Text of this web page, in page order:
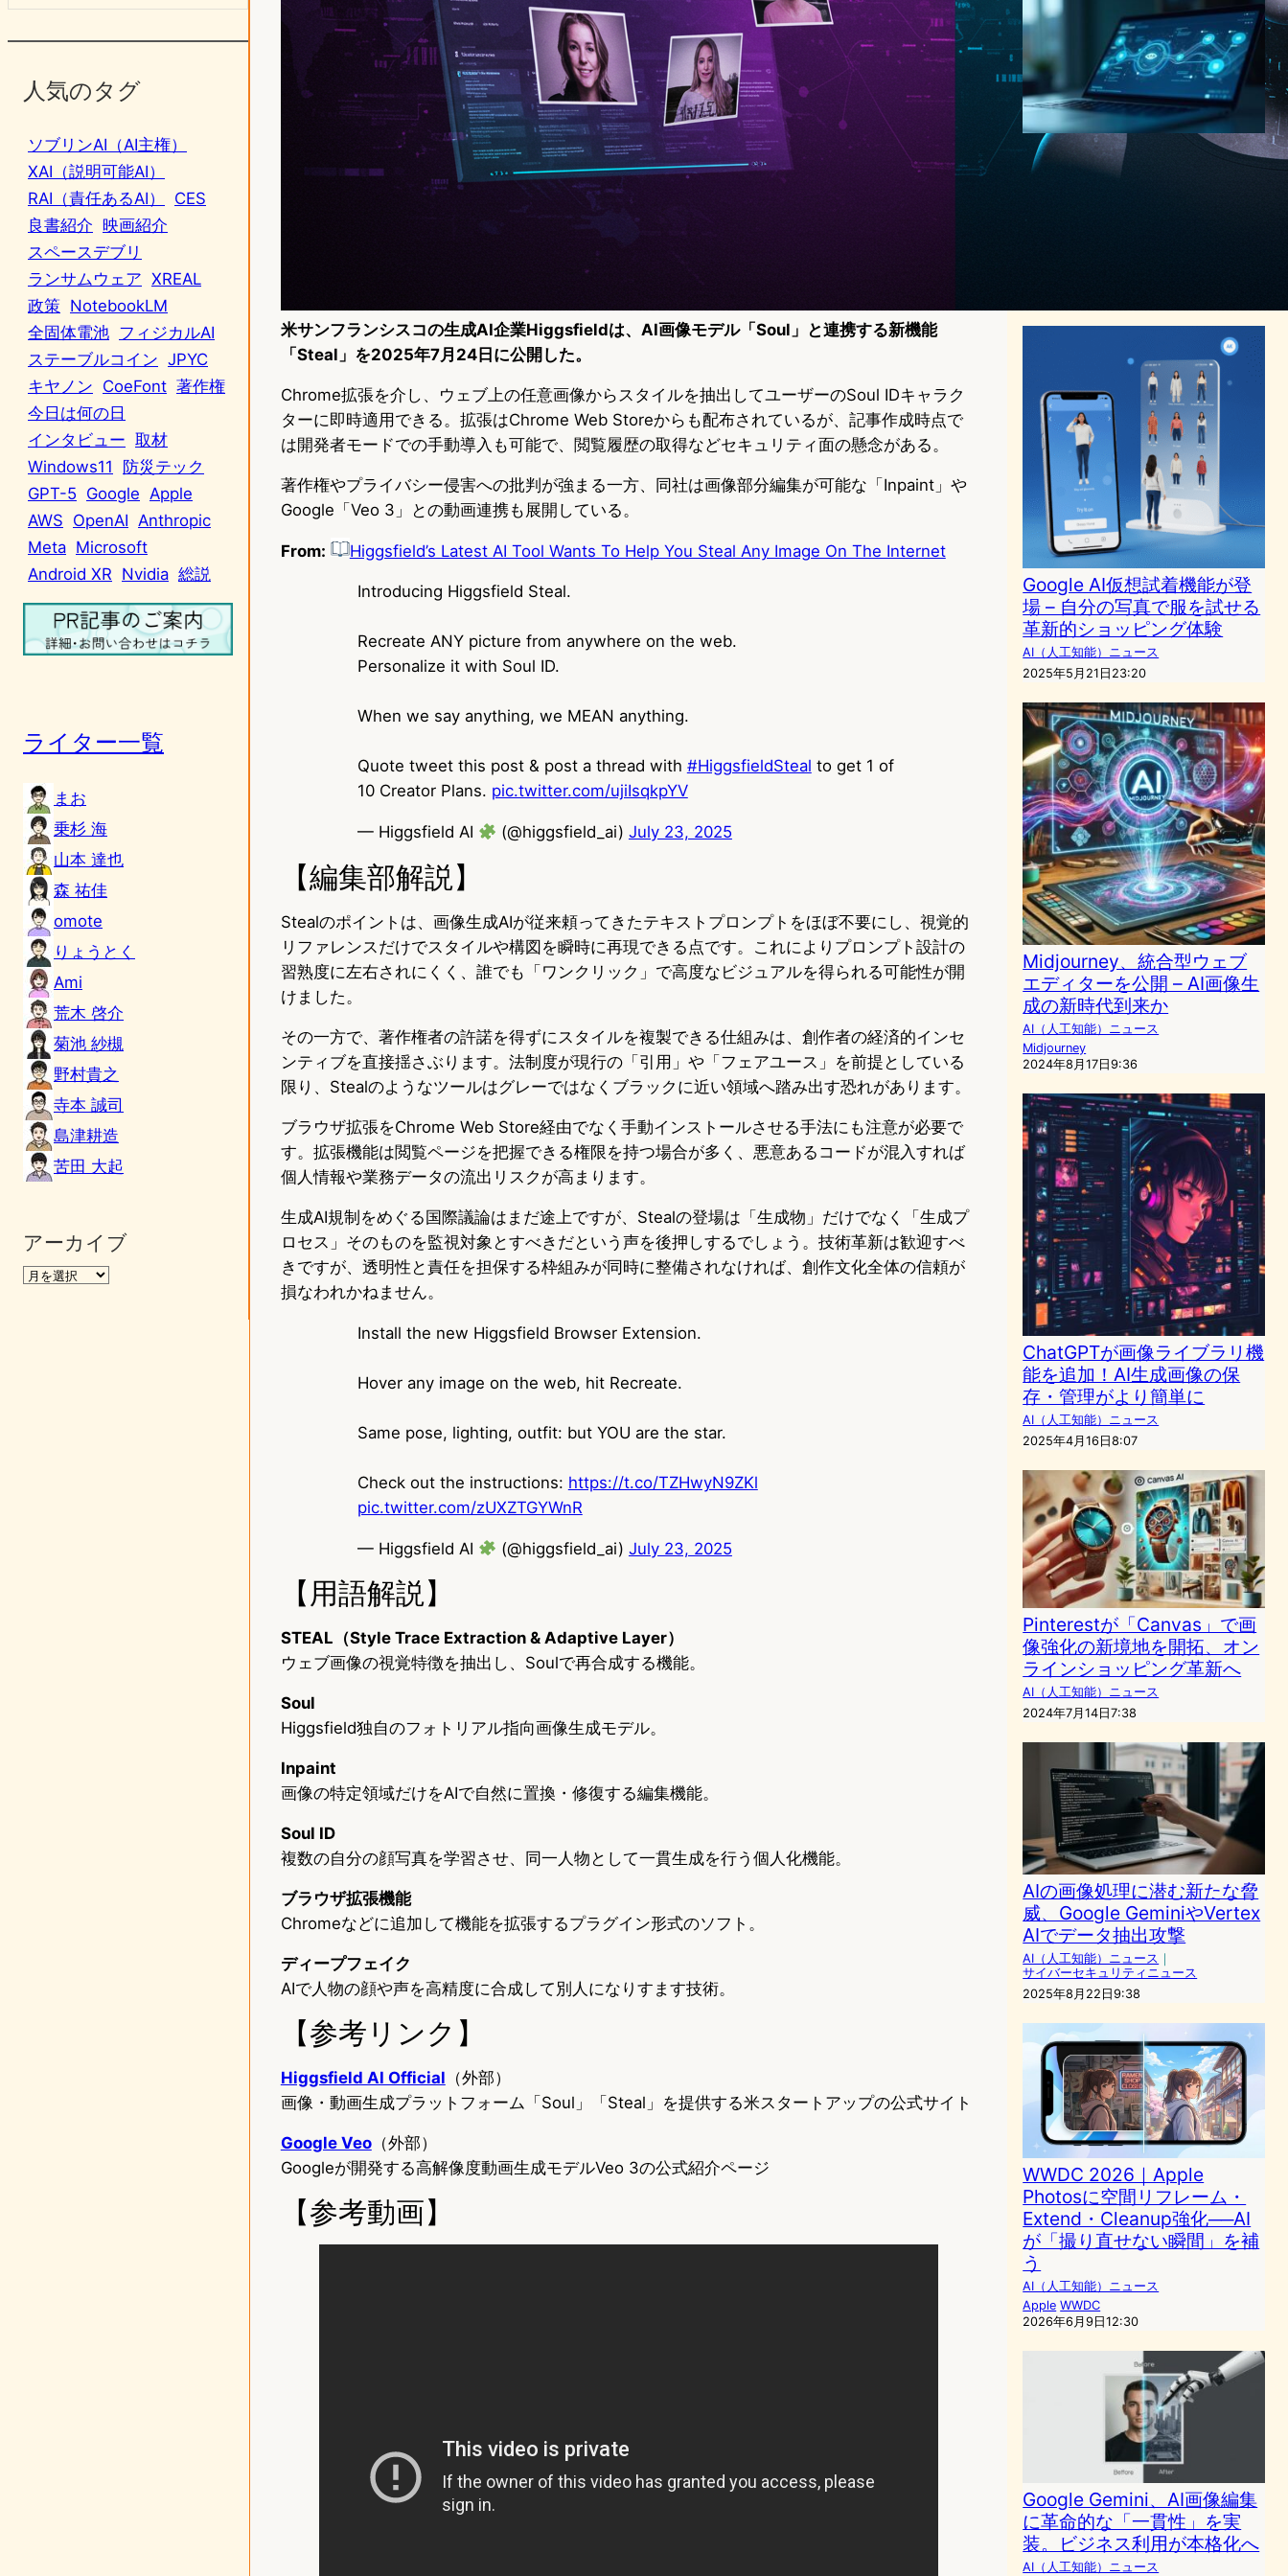
人気のタグ
ソブリンAI（AI主権）
XAI（説明可能AI）
RAI（責任あるAI）
CES
良書紹介 映画紹介
スペースデブリ
ランサムウェア XREAL
政策 NotebookLM
全固体電池 フィジカルAI
ステーブルコイン JPYC
キヤノン CoeFont 著作権
今日は何の日
インタビュー 取材
Windows11
防災テック
GPT-5 Google Apple
AWS OpenAI Anthropic
Meta Microsoft
Android XR Nvidia 総説
ライター一覧
まお
乗杉 海
山本 達也
森 祐佳
omote
りょうとく
Ami
荒木 啓介
菊池 紗槻
野村貴之
寺本 誠司
島津耕造
苦田 大起
アーカイブ
米サンフランシスコの生成AI企業Higgsfieldは、AI画像モデル「Soul」と連携する新機能
「Steal」を2025年7月24日に公開した。
Chrome拡張を介し、ウェブ上の任意画像からスタイルを抽出してユーザーのSoul IDキャラク
ターに即時適用できる。拡張はChrome Web Storeからも配布されているが、記事作成時点で
は開発者モードでの手動導入も可能で、閲覧履歴の取得などセキュリティ面の懸念がある。
著作権やプライバシー侵害への批判が強まる一方、同社は画像部分編集が可能な「Inpaint」や
Google「Veo 3」との動画連携も展開している。
From: Higgsfield’s Latest AI Tool Wants To Help You Steal Any Image On The Internet
Introducing Higgsfield Steal.
Recreate ANY picture from anywhere on the web.
Personalize it with Soul ID.
When we say anything, we MEAN anything.
Quote tweet this post & post a thread with #HiggsfieldSteal to get 1 of
10 Creator Plans. pic.twitter.com/ujiIsqkpYV
— Higgsfield AI (@higgsfield_ai) July 23, 2025
【編集部解説】
Stealのポイントは、画像生成AIが従来頼ってきたテキストプロンプトをほぼ不要にし、視覚的
リファレンスだけでスタイルや構図を瞬時に再現できる点です。これによりプロンプト設計の
習熟度に左右されにくく、誰でも「ワンクリック」で高度なビジュアルを得られる可能性が開
けました。
その一方で、著作権者の許諾を得ずにスタイルを複製できる仕組みは、創作者の経済的インセ
ンティブを直接揺さぶります。法制度が現行の「引用」や「フェアユース」を前提としている
限り、Stealのようなツールはグレーではなくブラックに近い領域へ踏み出す恐れがあります。
ブラウザ拡張をChrome Web Store経由でなく手動インストールさせる手法にも注意が必要で
す。拡張機能は閲覧ページを把握できる権限を持つ場合が多く、悪意あるコードが混入すれば
個人情報や業務データの流出リスクが高まります。
生成AI規制をめぐる国際議論はまだ途上ですが、Stealの登場は「生成物」だけでなく「生成プ
ロセス」そのものを監視対象とすべきだという声を後押しするでしょう。技術革新は歓迎すべ
きですが、透明性と責任を担保する枠組みが同時に整備されなければ、創作文化全体の信頼が
損なわれかねません。
Install the new Higgsfield Browser Extension.
Hover any image on the web, hit Recreate.
Same pose, lighting, outfit: but YOU are the star.
Check out the instructions: https://t.co/TZHwyN9ZKl
pic.twitter.com/zUXZTGYWnR
— Higgsfield AI (@higgsfield_ai) July 23, 2025
【用語解説】
STEAL（Style Trace Extraction & Adaptive Layer）
ウェブ画像の視覚特徴を抽出し、Soulで再合成する機能。
Soul
Higgsfield独自のフォトリアル指向画像生成モデル。
Inpaint
画像の特定領域だけをAIで自然に置換・修復する編集機能。
Soul ID
複数の自分の顔写真を学習させ、同一人物として一貫生成を行う個人化機能。
ブラウザ拡張機能
Chromeなどに追加して機能を拡張するプラグイン形式のソフト。
ディープフェイク
AIで人物の顔や声を高精度に合成して別人になりすます技術。
【参考リンク】
Higgsfield AI Official （外部）
画像・動画生成プラットフォーム「Soul」「Steal」を提供する米スタートアップの公式サイト
Google Veo（外部）
Googleが開発する高解像度動画生成モデルVeo 3の公式紹介ページ
【参考動画】
Microsoft Recall: Windows
Copilot+ PCの新AI機能
Google AI仮想試着機能が登
場 – 自分の写真で服を試せる
革新的ショッピング体験
AI（人工知能）ニュース
2025年5月21日23:20
Midjourney、統合型ウェブ
エディターを公開 – AI画像生
成の新時代到来か
AI（人工知能）ニュース
Midjourney
2024年8月17日9:36
ChatGPTが画像ライブラリ機
能を追加！AI生成画像の保
存・管理がより簡単に
AI（人工知能）ニュース
2025年4月16日8:07
Pinterestが「Canvas」で画
像強化の新境地を開拓、オン
ラインショッピング革新へ
AI（人工知能）ニュース
2024年7月14日7:38
AIの画像処理に潜む新たな脅
威、Google GeminiやVertex
AIでデータ抽出攻撃
AI（人工知能）ニュース ｜
サイバーセキュリティニュース
2025年8月22日9:38
WWDC 2026｜Apple
Photosに空間リフレーム・
Extend・Cleanup強化──AI
が「撮り直せない瞬間」を補
う
AI（人工知能）ニュース
Apple WWDC
2026年6月9日12:30
Google Gemini、AI画像編集
に革命的な「一貫性」を実
装。ビジネス利用が本格化へ
AI（人工知能）ニュース